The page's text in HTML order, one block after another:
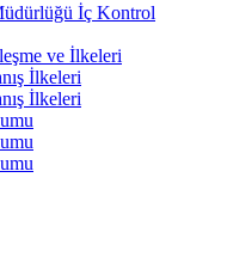
İç Kontrol
ve İlkeleri
İlkeleri
İlkeleri